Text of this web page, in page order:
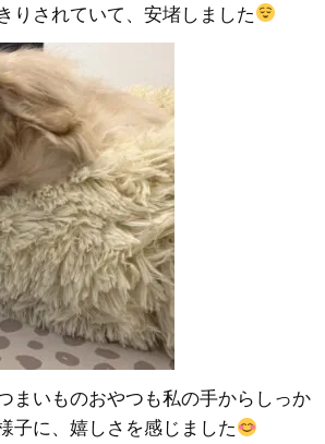
りされていて、安堵しました
まいものおやつも私の手からしっか
子に、嬉しさを感じました